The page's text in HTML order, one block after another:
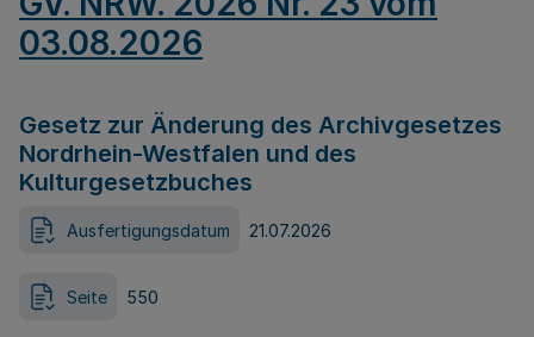
03.08.2026
Gesetz zur Änderung des Archivgesetzes
Nordrhein-Westfalen und des
Kulturgesetzbuches
Ausfertigungsdatum 21.07.2026
Seite 550